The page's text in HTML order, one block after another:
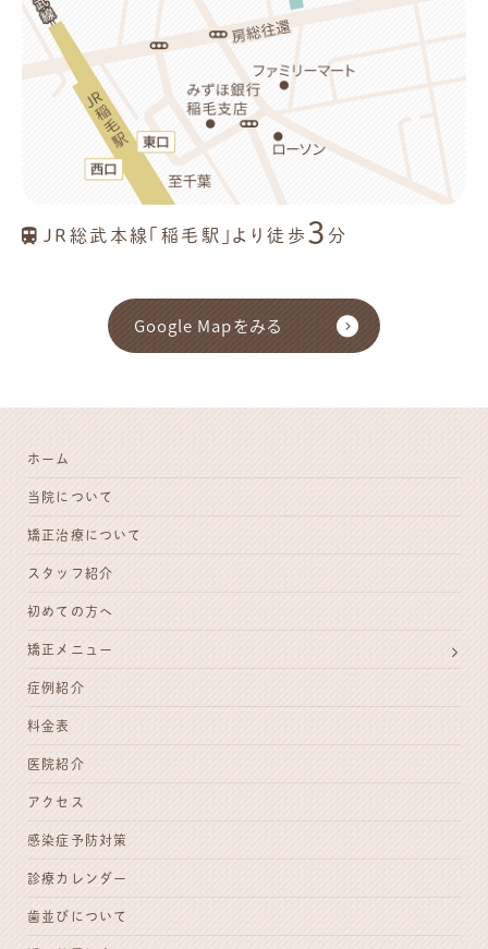
JR総武本線「稲毛駅」より徒歩 3分
Google Mapをみる
ホーム
当院について
矯正治療について
スタッフ紹介
初めての方へ
矯正メニュー
症例紹介
料金表
医院紹介
アクセス
感染症予防対策
診療カレンダー
歯並びについて